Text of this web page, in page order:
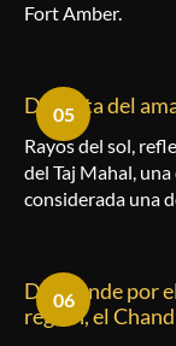
Fort Amber.
Disfruta del
05
Rayos del sol,
del Taj Mahal,
considerada una
Desciende por
región, el
06